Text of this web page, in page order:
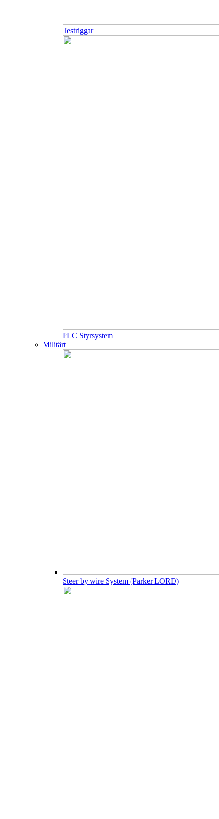
Testriggar
PLC Styrsystem
Militärt
Steer by wire System (Parker LORD)